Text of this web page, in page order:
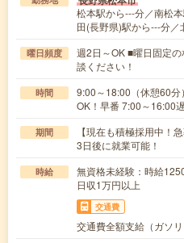
松本駅から---分／南松
田(長野県)駅から---分
曜日頻度
週2日～OK ■曜日固定
談ください！
時間
9:00～18:00（休憩60分
OK！早番 7:00～16:00
期間
【現在も積極採用中！
3日後に就業可能！
時給
無資格未経験：時給
日収1万円以上
交通費
交通費全額支給（ガソリ